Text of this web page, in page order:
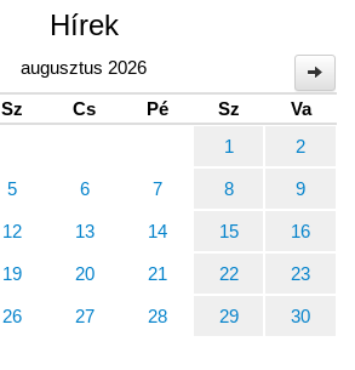
Hírek
augusztus 2026
Sz Cs Pé Sz
Va
1
2
5 6 7 8 9
12 13 14 15 16
19 20 21 22 23
26 27 28 29 30